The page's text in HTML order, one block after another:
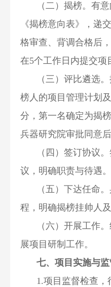
（二）揭榜。有
《揭榜意向表》，递
格审查、背调合格后
在5个工作日内提交项
（三）评比遴选
榜人的项目管理计划
分，第一名确定为揭
兵器研究院审批同意
（四）签订协议
议，明确职责与待遇。
（五）下达任命
程，明确揭榜挂帅人
（六）开展工作
展项目研制工作。
七、项目实施与
1.项目监督检查